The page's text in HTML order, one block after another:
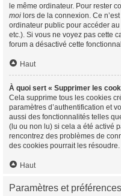
le même ordinateur. Pour rester
moi lors de la connexion. Ce
ordinateur public pour accéder
etc.). Si vous ne voyez pas cette
forum a désactivé cette
Haut
À quoi sert « Supprimer les
Cela supprime tous les cookies
paramètres d’authentification et
aussi des fonctionnalités telles
(lu ou non lu) si cela a été activé
rencontrez des problèmes de
des cookies pourrait les résoudre.
Haut
Paramètres et